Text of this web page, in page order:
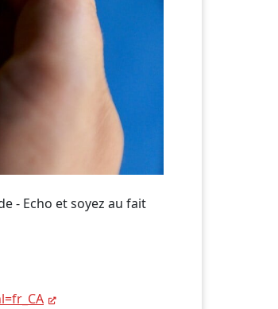
- Echo et soyez au fait